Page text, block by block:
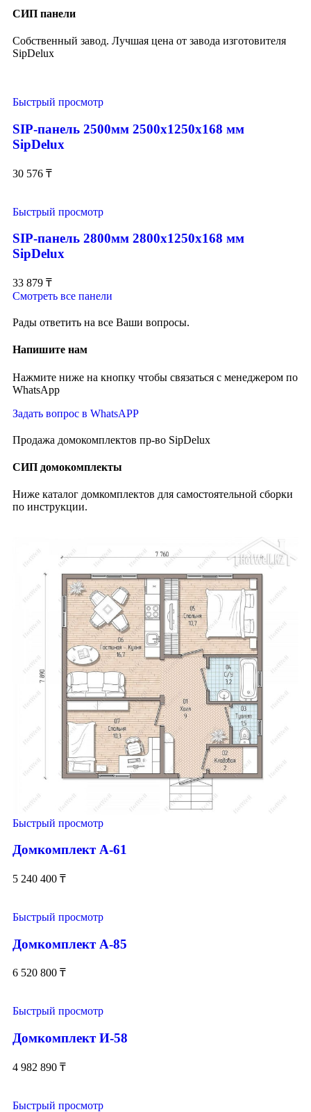
СИП панели
Собственный завод. Лучшая цена от завода изготовителя
SipDelux
Быстрый просмотр
SIP-панель 2500мм 2500x1250x168 мм
SipDelux
30 576 ₸
Быстрый просмотр
SIP-панель 2800мм 2800x1250x168 мм
SipDelux
33 879 ₸
Смотреть все панели
Рады ответить на все Ваши вопросы.
Напишите нам
Нажмите ниже на кнопку чтобы связаться с менеджером по
WhatsApp
Задать вопрос в WhatsAPP
Продажа домокомплектов пр-во SipDelux
СИП домокомплекты
Ниже каталог домкомплектов для самостоятельной сборки
по инструкции.
Быстрый просмотр
Домкомплект А-61
5 240 400 ₸
Быстрый просмотр
Домкомплект А-85
6 520 800 ₸
Быстрый просмотр
Домкомплект И-58
4 982 890 ₸
Быстрый просмотр